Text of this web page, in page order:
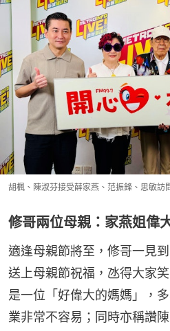
胡楓、陳淑芬接受薛家燕、范振鋒、思敏訪
修哥兩位母親：家燕姐偉
適逢母親節將至，修哥一見
送上母親節祝福，氹得大家
是一位「好偉大的媽媽」，
業非常不容易；同時亦稱讚